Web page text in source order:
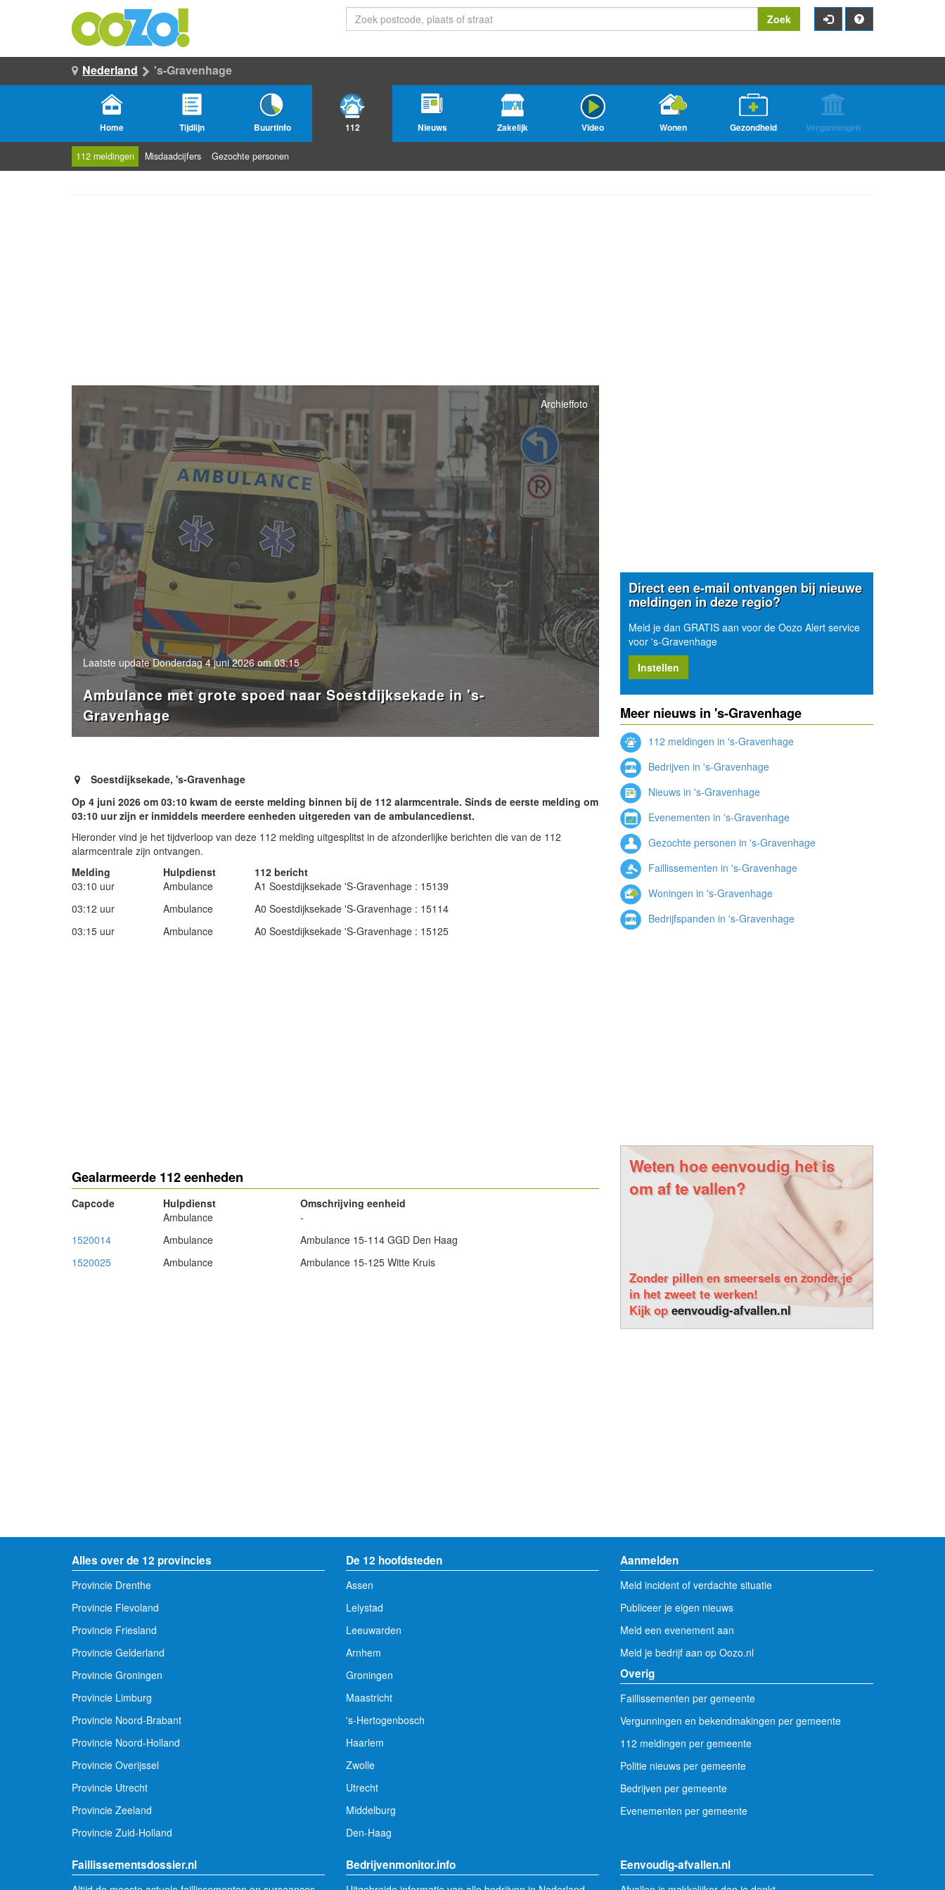
Zoek
Nederland 's-Gravenhage
Home Tijdlijn Buurtinfo 112 Nieuws Zakelijk Video Wonen Gezondheid Vergunningen
112 meldingen Misdaadcijfers Gezochte personen
Archieffoto
Laatste update Donderdag 4 juni 2026 om 03:15
Ambulance met grote spoed naar Soestdijksekade in 's-
Gravenhage
Soestdijksekade, 's-Gravenhage
Op 4 juni 2026 om 03:10 kwam de eerste melding binnen bij de 112 alarmcentrale. Sinds de eerste melding om
03:10 uur zijn er inmiddels meerdere eenheden uitgereden van de ambulancedienst.
Hieronder vind je het tijdverloop van deze 112 melding uitgesplitst in de afzonderlijke berichten die van de 112
alarmcentrale zijn ontvangen.
Melding
Hulpdienst
112 bericht
03:10 uur
Ambulance
A1 Soestdijksekade 'S-Gravenhage : 15139
03:12 uur
Ambulance
A0 Soestdijksekade 'S-Gravenhage : 15114
03:15 uur
Ambulance A0 Soestdijksekade 'S-Gravenhage : 15125
Gealarmeerde 112 eenheden
Capcode Hulpdienst
Omschrijving eenheid
Ambulance
-
1520014
Ambulance
Ambulance 15-114 GGD Den Haag
1520025
Ambulance Ambulance 15-125 Witte Kruis
Direct een e-mail ontvangen bij nieuwe
meldingen in deze regio?
Meld je dan GRATIS aan voor de Oozo Alert service
voor 's-Gravenhage
Instellen
Meer nieuws in 's-Gravenhage
112 meldingen in 's-Gravenhage
Bedrijven in 's-Gravenhage
Nieuws in 's-Gravenhage
Evenementen in 's-Gravenhage
Gezochte personen in 's-Gravenhage
Faillissementen in 's-Gravenhage
Woningen in 's-Gravenhage
Bedrijfspanden in 's-Gravenhage
Weten hoe eenvoudig het is
om af te vallen?
Zonder pillen en smeersels en zonder je
in het zweet te werken!
Kijk opeenvoudig-afvallen.nl
Alles over de 12 provincies
Provincie Drenthe
Provincie Flevoland
Provincie Friesland
Provincie Gelderland
Provincie Groningen
Provincie Limburg
Provincie Noord-Brabant
Provincie Noord-Holland
Provincie Overijssel
Provincie Utrecht
Provincie Zeeland
Provincie Zuid-Holland
De 12 hoofdsteden
Assen
Lelystad
Leeuwarden
Arnhem
Groningen
Maastricht
's-Hertogenbosch
Haarlem
Zwolle
Utrecht
Middelburg
Den-Haag
Aanmelden
Meld incident of verdachte situatie
Publiceer je eigen nieuws
Meld een evenement aan
Meld je bedrijf aan op Oozo.nl
Overig
Faillissementen per gemeente
Vergunningen en bekendmakingen per gemeente
112 meldingen per gemeente
Politie nieuws per gemeente
Bedrijven per gemeente
Evenementen per gemeente
Faillissementsdossier.nl Bedrijvenmonitor.info Eenvoudig-afvallen.nl